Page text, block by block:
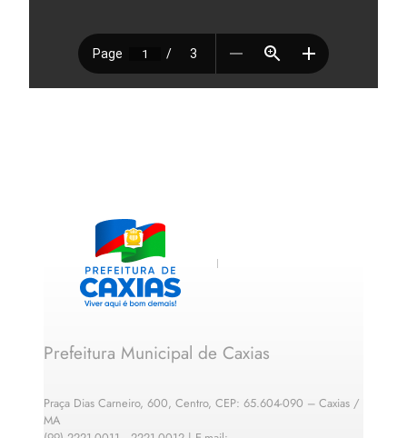
Prefeitura Municipal de Caxias
Praça Dias Carneiro, 600, Centro, CEP: 65.604-090 – Caxias /
MA